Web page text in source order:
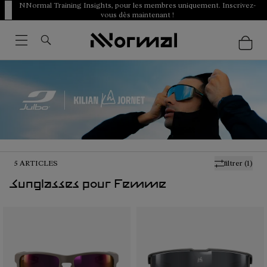
NNormal Training Insights, pour les membres uniquement. Inscrivez-
vous dès maintenant !
filtrer (1)
5 ARTICLES
Sunglasses pour Femme